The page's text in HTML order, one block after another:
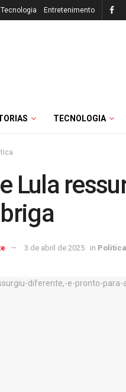
Tecnologia Entretenimento
TECNOLOGIA
Lula
3 de abril de 2025 in Politica